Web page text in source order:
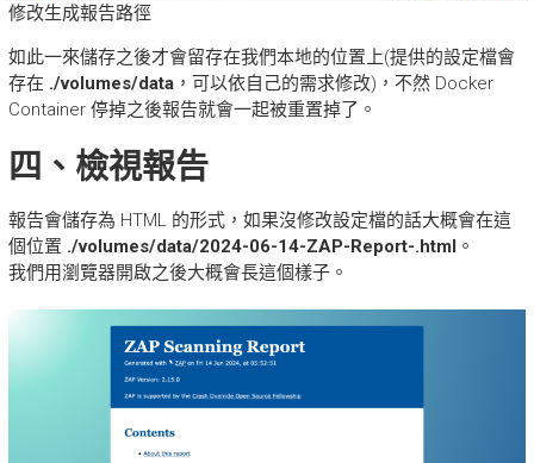
修改生成報告路徑
如此一來儲存之後才會留存在我們本地的位置上(提供的設定檔會
存在 ./volumes/data，可以依自己的需求修改)，不然 Docker
Container 停掉之後報告就會一起被重置掉了。
四、檢視報告
報告會儲存為 HTML 的形式，如果沒修改設定檔的話大概會在這
個位置 ./volumes/data/2024-06-14-ZAP-Report-.html 。
我們用瀏覽器開啟之後大概會長這個樣子。